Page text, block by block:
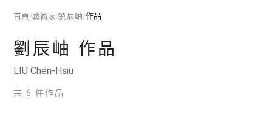
首頁/藝術家/劉辰岫/作品
劉辰岫 作品
LIU Chen-Hsiu
共 6 件作品